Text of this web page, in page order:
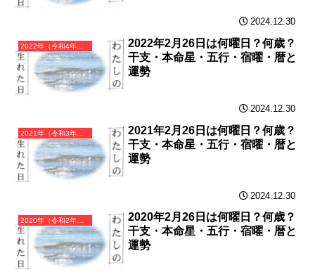
2024.12.30
2022年（令和4年）壬寅（みずのえとら）・寅年（とら年）カレンダー（月曜はじまり）
2022年2月26日は何曜日？何歳？
干支・本命星・五行・宿曜・暦と
運勢
2024.12.30
2021年（令和3年）辛丑（かのとうし）・丑年（うし年）カレンダー（月曜はじまり）
2021年2月26日は何曜日？何歳？
干支・本命星・五行・宿曜・暦と
運勢
2024.12.30
2020年（令和2年）庚子（かのえね）・子年（ねずみ年）カレンダー（月曜はじまり）
2020年2月26日は何曜日？何歳？
干支・本命星・五行・宿曜・暦と
運勢